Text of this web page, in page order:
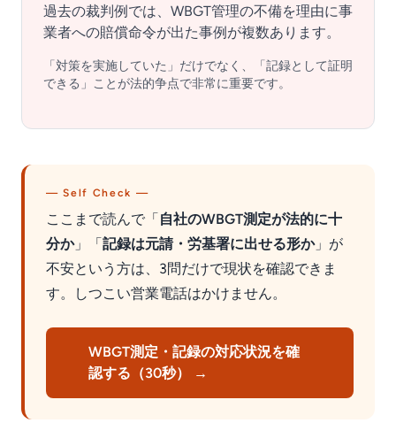
過去の裁判例では、WBGT管理の不備を理由に事
業者への賠償命令が出た事例が複数あります。
「対策を実施していた」だけでなく、「記録として証明
できる」ことが法的争点で非常に重要です。
— Self Check —
ここまで読んで「自社のWBGT測定が法的に十
分か」「記録は元請・労基署に出せる形か」が
不安という方は、3問だけで現状を確認できま
す。しつこい営業電話はかけません。
WBGT測定・記録の対応状況を確
認する（30秒） →